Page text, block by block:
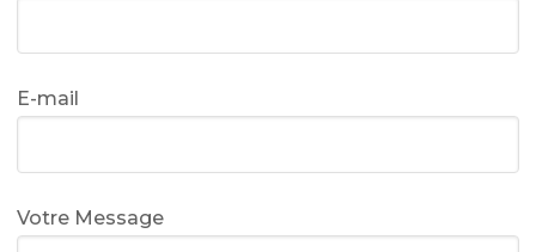
E-mail
Votre Message